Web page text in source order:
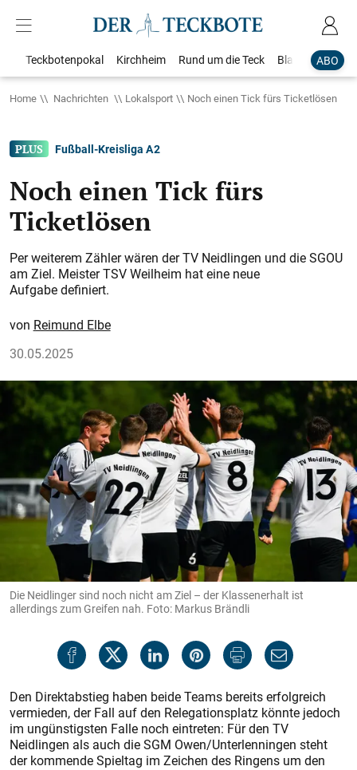
ABO
Teckbotenpokal Kirchheim Rund um die Teck Blaulicht
Home Nachrichten Lokalsport Noch einen Tick fürs Ticketlösen
Fußball-Kreisliga A 2
Noch einen Tick fürs
Ticketlösen
Per weiterem Zähler wären der TV Neidlingen und die SGOU
am Ziel. Meister TSV Weilheim hat eine neue
Aufgabe definiert.
Reimund Elbe
30.05.2025
Die Neidlinger sind noch nicht am Ziel – der Klassenerhalt ist
allerdings zum Greifen nah. Foto: Markus Brändli
Den Direktabstieg haben beide Teams bereits erfolgreich
vermieden, der Fall auf den Relegationsplatz könnte jedoch
im ungünstigsten Falle noch eintreten: Für den TV
Neidlingen als auch die SGM Owen/Unterlenningen steht
der kommende Spieltag im Zeichen des Ringens um den